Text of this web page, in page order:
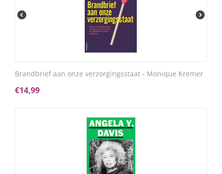
Brandbrief aan onze verzorgingsstaat - Monique Kremer
€14,99